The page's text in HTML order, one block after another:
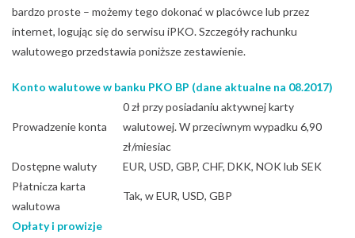
bardzo proste – możemy tego dokonać w placówce lub przez
internet, logując się do serwisu iPKO. Szczegóły rachunku
walutowego przedstawia poniższe zestawienie.
Konto walutowe w banku PKO BP (dane aktualne na 08.2017)
Prowadzenie konta
0 zł przy posiadaniu aktywnej karty
walutowej. W przeciwnym wypadku 6,90
zł/miesiac
Dostępne waluty
EUR, USD, GBP, CHF, DKK, NOK lub SEK
Płatnicza karta
walutowa
Tak, w EUR, USD, GBP
Opłaty i prowizje